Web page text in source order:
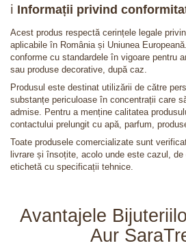
ℹ️ Informații privind
Acest produs respectă cerințele legale
aplicabile în România și Uniunea
conforme cu standardele în vigoare pentru
sau produse decorative, după caz.
Produsul este destinat utilizării de către
substanțe periculoase în concentrații care
admise. Pentru a menține calitatea
contactului prelungit cu apă, parfum,
Toate produsele comercializate sunt
livrare și însoțite, acolo unde este cazul,
etichetă cu specificații tehnice.
Avantajele
Aur